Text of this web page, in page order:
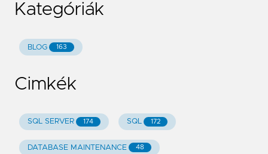
Kategóriák
BLOG 163
Cimkék
SQL SERVER 174 SQL 172
DATABASE MAINTENANCE 48